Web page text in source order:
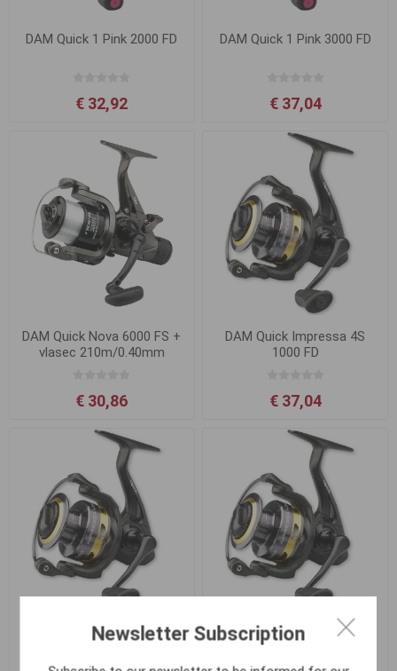
DAM Quick 1 Pink 2000 FD
€ 32,92
DAM Quick 1 Pink 3000 FD
€ 37,04
DAM Quick Nova 6000 FS +
vlasec 210m/0.40mm
€ 30,86
DAM Quick Impressa 4S
1000 FD
€ 37,04
DAM Quick Impressa 4S
DAM Quick Impressa 4S
Newsletter Subscription